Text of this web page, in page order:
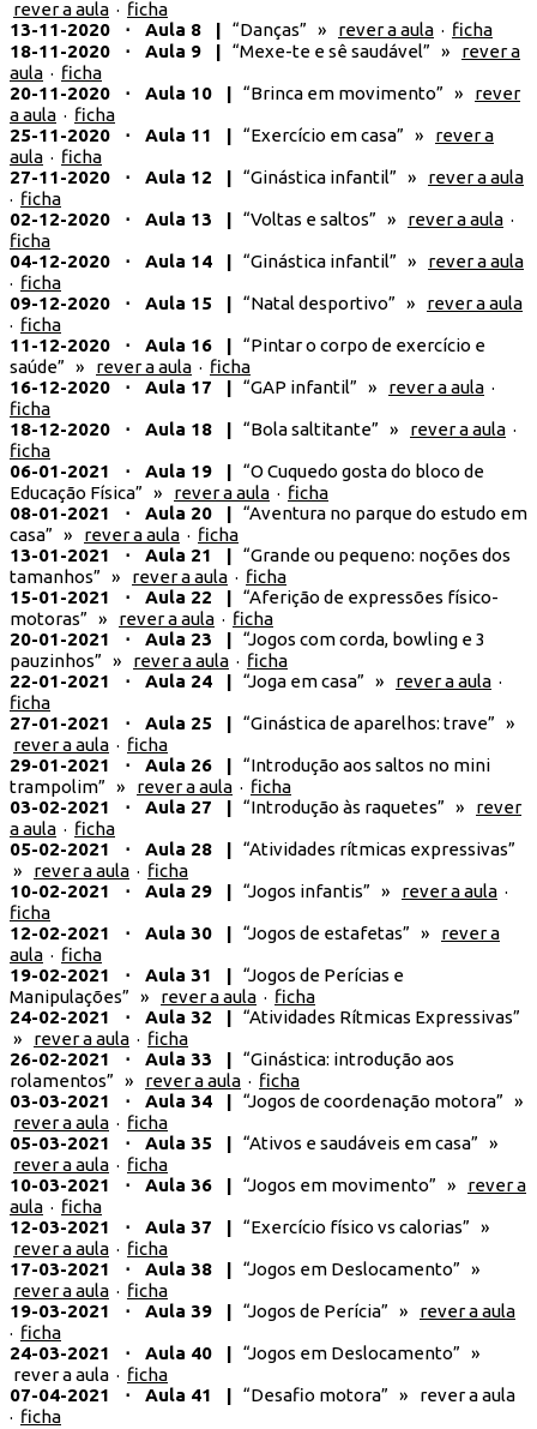
rever a aula · ficha
13-11-2020 ⋅ Aula 8 | “Danças” » rever a aula · ficha
18-11-2020 ⋅ Aula 9 | “Mexe-te e sê saudável” » rever a
aula · ficha
20-11-2020 ⋅ Aula 10 | “Brinca em movimento” » rever
a aula · ficha
25-11-2020 ⋅ Aula 11 | “Exercício em casa” » rever a
aula · ficha
27-11-2020 ⋅ Aula 12 | “Ginástica infantil” » rever a aula
· ficha
02-12-2020 ⋅ Aula 13 | “Voltas e saltos” » rever a aula ·
ficha
04-12-2020 ⋅ Aula 14 | “Ginástica infantil” » rever a aula
· ficha
09-12-2020 ⋅ Aula 15 | “Natal desportivo” » rever a aula
· ficha
11-12-2020 ⋅ Aula 16 | “Pintar o corpo de exercício e
saúde” » rever a aula · ficha
16-12-2020 ⋅ Aula 17 | “GAP infantil” » rever a aula ·
ficha
18-12-2020 ⋅ Aula 18 | “Bola saltitante” » rever a aula ·
ficha
06-01-2021 ⋅ Aula 19 | “O Cuquedo gosta do bloco de
Educação Física” » rever a aula · ficha
08-01-2021 ⋅ Aula 20 | “Aventura no parque do estudo em
casa” » rever a aula · ficha
13-01-2021 ⋅ Aula 21 | “Grande ou pequeno: noções dos
tamanhos” » rever a aula · ficha
15-01-2021 ⋅ Aula 22 | “Aferição de expressões físico-
motoras” » rever a aula · ficha
20-01-2021 ⋅ Aula 23 | “Jogos com corda, bowling e 3
pauzinhos” » rever a aula · ficha
22-01-2021 ⋅ Aula 24 | “Joga em casa” » rever a aula ·
ficha
27-01-2021 ⋅ Aula 25 | “Ginástica de aparelhos: trave” »
rever a aula · ficha
29-01-2021 ⋅ Aula 26 | “Introdução aos saltos no mini
trampolim” » rever a aula · ficha
03-02-2021 ⋅ Aula 27 | “Introdução às raquetes” » rever
a aula · ficha
05-02-2021 ⋅ Aula 28 | “Atividades rítmicas expressivas”
» rever a aula · ficha
10-02-2021 ⋅ Aula 29 | “Jogos infantis” » rever a aula ·
ficha
12-02-2021 ⋅ Aula 30 | “Jogos de estafetas” » rever a
aula · ficha
19-02-2021 ⋅ Aula 31 | “Jogos de Perícias e
Manipulações” » rever a aula · ficha
24-02-2021 ⋅ Aula 32 | “Atividades Rítmicas Expressivas”
» rever a aula · ficha
26-02-2021 ⋅ Aula 33 | “Ginástica: introdução aos
rolamentos” » rever a aula · ficha
03-03-2021 ⋅ Aula 34 | “Jogos de coordenação motora” »
rever a aula · ficha
05-03-2021 ⋅ Aula 35 | “Ativos e saudáveis em casa” »
rever a aula · ficha
10-03-2021 ⋅ Aula 36 | “Jogos em movimento” » rever a
aula · ficha
12-03-2021 ⋅ Aula 37 | “Exercício físico vs calorias” »
rever a aula · ficha
17-03-2021 ⋅ Aula 38 | “Jogos em Deslocamento” »
rever a aula · ficha
19-03-2021 ⋅ Aula 39 | “Jogos de Perícia” » rever a aula
· ficha
24-03-2021 ⋅ Aula 40 | “Jogos em Deslocamento” »
rever a aula · ficha
07-04-2021 ⋅ Aula 41 | “Desafio motora” » rever a aula
· ficha